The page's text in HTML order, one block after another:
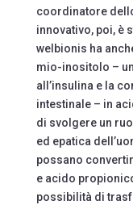
coordinatore
innovativo, poi, è
welbionis ha
mio-inositolo –
all’insulina e la
intestinale – in
di svolgere un
ed epatica
possano
e acido
possibilità di